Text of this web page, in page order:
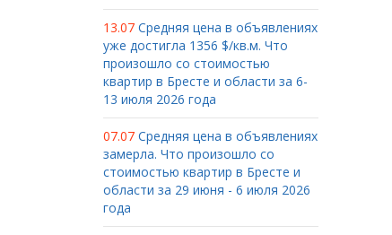
13.07 Средняя цена в объявлениях
уже достигла 1356 $/кв.м. Что
произошло со стоимостью
квартир в Бресте и области за 6-
13 июля 2026 года
07.07 Средняя цена в объявлениях
замерла. Что произошло со
стоимостью квартир в Бресте и
области за 29 июня - 6 июля 2026
года